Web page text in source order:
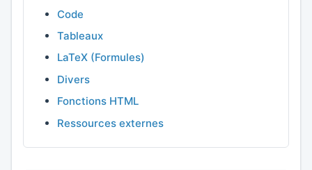
Code
Tableaux
LaTeX (Formules)
Divers
Fonctions HTML
Ressources externes